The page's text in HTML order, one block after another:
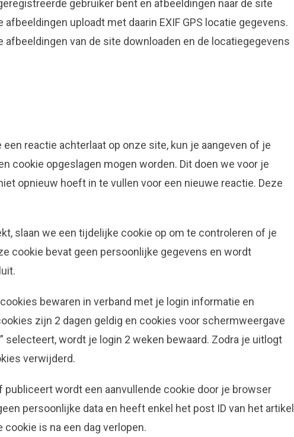
gebruiker bent en afbeeldingen naar de site
uploadt met daarin EXIF GPS locatie gegevens.
afbeeldingen van de site downloaden en de locatiegegevens
een reactie achterlaat op onze site, kun je aangeven of je
cookie opgeslagen mogen worden. Dit doen we voor je
opnieuw hoeft in te vullen voor een nieuwe reactie. Deze
slaan we een tijdelijke cookie op om te controleren of je
cookie bevat geen persoonlijke gegevens en wordt
bewaren in verband met je login informatie en
zijn 2 dagen geldig en cookies voor schermweergave
selecteert, wordt je login 2 weken bewaard. Zodra je uitlogt
verwijderd.
wordt een aanvullende cookie door je browser
persoonlijke data en heeft enkel het post ID van het artikel
is na een dag verlopen.